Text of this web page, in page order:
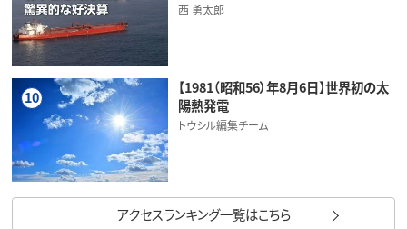
西 勇太郎
10
【1981（昭和56）年8月6日】世界初の太
陽熱発電
トウシル編集チーム
アクセスランキング一覧はこちら